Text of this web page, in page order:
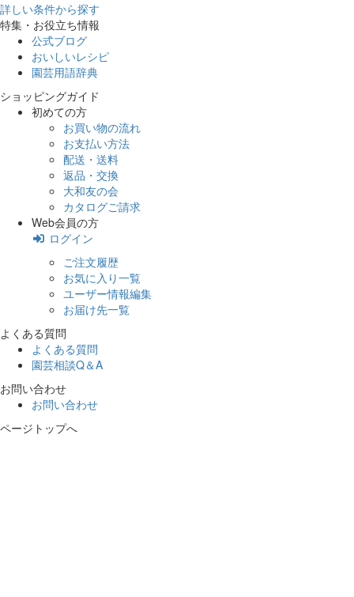
詳しい条件から探す
特集・お役立ち情報
公式ブログ
おいしいレシピ
園芸用語辞典
ショッピングガイド
初めての方
お買い物の流れ
お支払い方法
配送・送料
返品・交換
大和友の会
カタログご請求
Web会員の方
ログイン
ご注文履歴
お気に入り一覧
ユーザー情報編集
お届け先一覧
よくある質問
よくある質問
園芸相談Q＆A
お問い合わせ
お問い合わせ
ページトップへ